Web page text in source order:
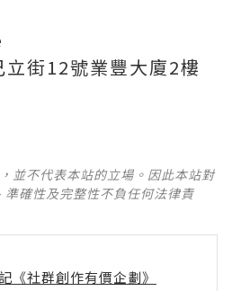
街12號業豐大廈2樓
並不代表本站的立場。因此本站對
確性及完整性不負任何法律責
《社群創作有價企劃》